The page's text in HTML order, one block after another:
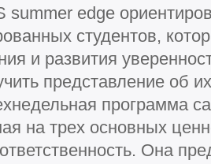
summer edge
студентов,
и развития
представление об
программа
на трех основных
Она